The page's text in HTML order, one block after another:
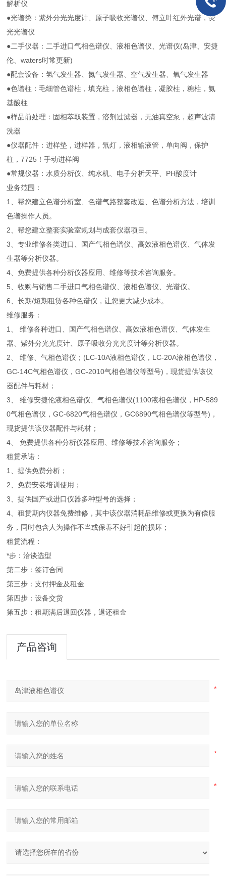
解析仪
●光谱类：紫外分光光度计、原子吸收光谱仪、傅立叶红外光谱，荧
光光谱仪
●二手仪器：二手进口气相色谱仪、液相色谱仪、光谱仪(岛津、安捷
伦、waters时常更新)
●配套设备：氢气发生器、氮气发生器、空气发生器、氧气发生器
●色谱柱：毛细管色谱柱，填充柱，液相色谱柱，凝胶柱，糖柱，氨
基酸柱
●样品前处理：固相萃取装置，溶剂过滤器，无油真空泵，超声波清
洗器
●仪器配件：进样垫，进样器，氘灯，液相输液管，单向阀，保护
柱，7725！手动进样阀
●常规仪器：水质分析仪、纯水机、电子分析天平、PH酸度计
业务范围：
1、帮您建立色谱分析室、色谱气路整套改造、色谱分析方法，培训
色谱操作人员。
2、帮您建立整套实验室规划与成套仪器项目。
3、专业维修各类进口、国产气相色谱仪、高效液相色谱仪、气体发
生器等分析仪器。
4、免费提供各种分析仪器应用、维修等技术咨询服务。
5、收购与销售二手进口气相色谱仪、液相色谱仪、光谱仪。
6、长期/短期租赁各种色谱仪，让您更大减少成本。
维修服务：
1、 维修各种进口、国产气相色谱仪、高效液相色谱仪、气体发生
器、紫外分光光度计、原子吸收分光光度计等分析仪器。
2、 维修、气相色谱仪；(LC-10A液相色谱仪，LC-20A液相色谱仪，
GC-14C气相色谱仪，GC-2010气相色谱仪等型号)，现货提供该仪
器配件与耗材；
3、 维修安捷伦液相色谱仪、气相色谱仪(1100液相色谱仪，HP-589
0气相色谱仪，GC-6820气相色谱仪，GC6890气相色谱仪等型号)，
现货提供该仪器配件与耗材；
4、 免费提供各种分析仪器应用、维修等技术咨询服务；
租赁承诺：
1、提供免费分析；
2、免费安装培训使用；
3、提供国产或进口仪器多种型号的选择；
4、租赁期内仪器免费维修，其中该仪器消耗品维修或更换为有偿服
务，同时包含人为操作不当或保养不好引起的损坏；
租赁流程：
*步：洽谈选型
第二步：签订合同
第三步：支付押金及租金
第四步：设备交货
第五步：租期满后退回仪器，退还租金
产品咨询